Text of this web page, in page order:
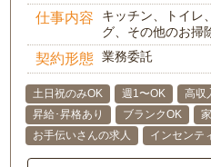
仕事内容
キッチン、トイレ
グ、その他のお掃
契約形態 業務委託
土日祝のみOK 週1〜OK 高収
昇給･昇格あり
ブランクOK
お手伝いさんの求人
インセンテ